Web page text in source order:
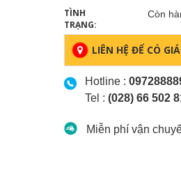
TÌNH
TRẠNG:
Còn
LIÊN HỆ ĐỂ CÓ
Hotline :
Tel : (028) 66 502
Miễn phí vận